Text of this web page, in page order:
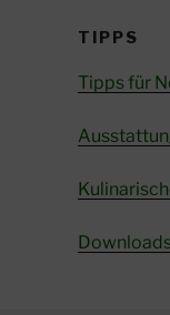
TIPPS
Tipps für